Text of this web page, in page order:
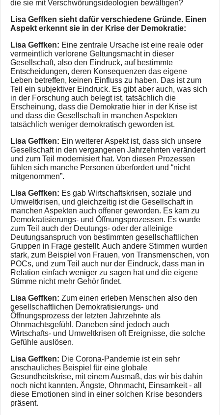
die sie mit Verschwörungsideologien bewältigen?
Lisa Geffken sieht dafür verschiedene Gründe. Einen
Aspekt erkennt sie in der Krise der Demokratie:
Lisa Geffken: Eine zentrale Ursache ist eine reale oder
vermeintlich verlorene Geltungsmacht in dieser
Gesellschaft, also den Eindruck, auf bestimmte
Entscheidungen, deren Konsequenzen das eigene
Leben betreffen, keinen Einfluss zu haben. Das ist zum
Teil ein subjektiver Eindruck. Es gibt aber auch, was sich
in der Forschung auch belegt ist, tatsächlich die
Erscheinung, dass die Demokratie hier in der Krise ist
und dass die Gesellschaft in manchen Aspekten
tatsächlich weniger demokratisch geworden ist.
Lisa Geffken: Ein weiterer Aspekt ist, dass sich unsere
Gesellschaft in den vergangenen Jahrzehnten verändert
und zum Teil modernisiert hat. Von diesen Prozessen
fühlen sich manche Personen überfordert und “nicht
mitgenommen”.
Lisa Geffken: Es gab Wirtschaftskrisen, soziale und
Umweltkrisen, und gleichzeitig ist die Gesellschaft in
manchen Aspekten auch offener geworden. Es kam zu
Demokratisierungs- und Öffnungsprozessen. Es wurde
zum Teil auch der Deutungs- oder der alleinige
Deutungsanspruch von bestimmten gesellschaftlichen
Gruppen in Frage gestellt. Auch andere Stimmen wurden
stark, zum Beispiel von Frauen, von Transmenschen, von
POCs, und zum Teil auch nur der Eindruck, dass man in
Relation einfach weniger zu sagen hat und die eigene
Stimme nicht mehr Gehör findet.
Lisa Geffken: Zum einen erleben Menschen also den
gesellschaftlichen Demokratisierungs- und
Öffnungsprozess der letzten Jahrzehnte als
Ohnmachtsgefühl. Daneben sind jedoch auch
Wirtschafts- und Umweltkrisen oft Ereignisse, die solche
Gefühle auslösen.
Lisa Geffken: Die Corona-Pandemie ist ein sehr
anschauliches Beispiel für eine globale
Gesundheitskrise, mit einem Ausmaß, das wir bis dahin
noch nicht kannten. Ängste, Ohnmacht, Einsamkeit - all
diese Emotionen sind in einer solchen Krise besonders
präsent.